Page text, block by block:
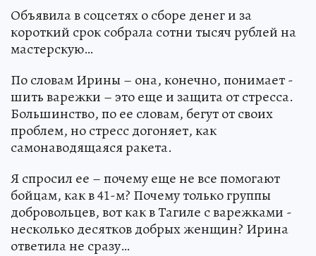
Объявила в соцсетях о сборе денег и за
короткий срок собрала сотни тысяч рублей на
мастерскую…
По словам Ирины – она, конечно, понимает -
шить варежки – это еще и защита от стресса.
Большинство, по ее словам, бегут от своих
проблем, но стресс догоняет, как
самонаводящаяся ракета.
Я спросил ее – почему еще не все помогают
бойцам, как в 41-м? Почему только группы
добровольцев, вот как в Тагиле с варежками -
несколько десятков добрых женщин? Ирина
ответила не сразу…